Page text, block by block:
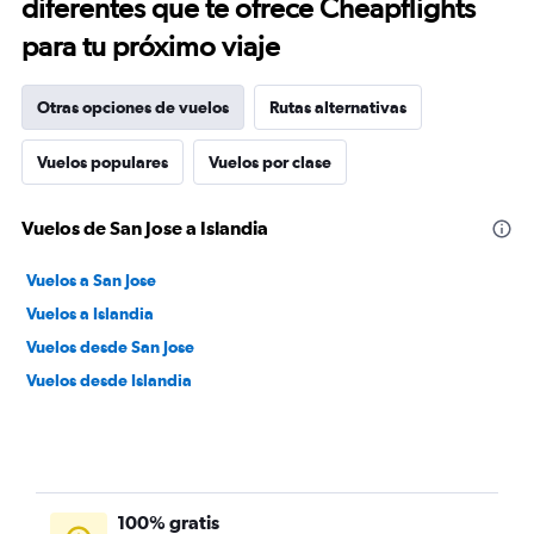
diferentes que te ofrece Cheapflights
para tu próximo viaje
Otras opciones de vuelos Rutas alternativas
Vuelos populares Vuelos por clase
Vuelos de San Jose a Islandia
Vuelos a San Jose
Vuelos a Islandia
Vuelos desde San Jose
Vuelos desde Islandia
100% gratis